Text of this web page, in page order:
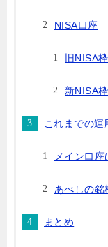
NISA口座
旧NISA
新NISA
これまでの運
メイン口座
あべしの銘
まとめ